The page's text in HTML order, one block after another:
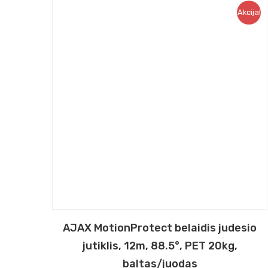
Akcija!
AJAX MotionProtect belaidis judesio
jutiklis, 12m, 88.5°, PET 20kg,
baltas/juodas